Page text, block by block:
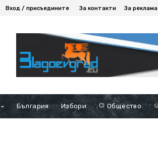
Вход / присъедините За контакти За реклама
България Избори Общество